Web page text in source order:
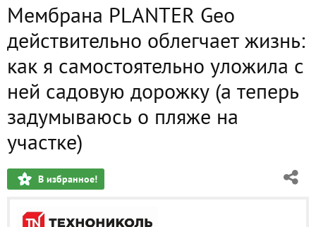
Мембрана PLANTER Geo
действительно облегчает жизнь:
как я самостоятельно уложила с
ней садовую дорожку (а теперь
задумываюсь о пляже на
участке)
В избранное!